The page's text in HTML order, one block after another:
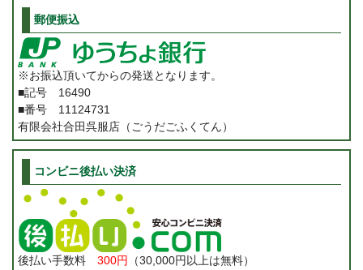
郵便振込
※お振込頂いてからの発送となります。
■記号 16490
■番号 11124731
有限会社合田呉服店（ごうだごふくてん）
コンビニ後払い決済
後払い手数料 300円
（30,000円以上は無料）